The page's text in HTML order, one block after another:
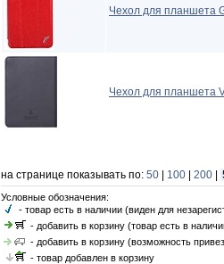
Чехол для планшета
Чехол для планшета
на странице показывать по: 50 100 200
Условные обозначения:
- товар есть в наличии (виден для
- добавить в корзину (товар есть в
- добавить в корзину (возможность
- товар добавлен в корзину